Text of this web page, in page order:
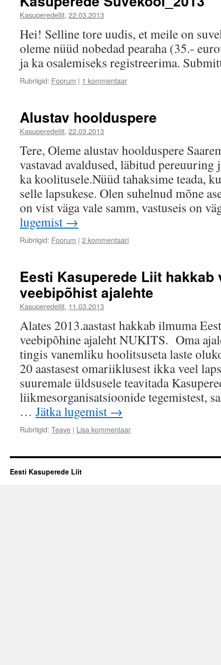
Kasuperedeliit, 22.03.2013
Hei! Selline tore uudis, et meile on
oleme nüüd nobedad pearaha (35.-
ja ka osalemiseks registreerima.
Rubriigid: Foorum | 1 kommentaar
Alustav hoolduspere
Kasuperedeliit, 22.03.2013
Tere, Oleme alustav hoolduspere
vastavad avaldused, läbitud
ka koolitusele.Nüüd tahaksime teada,
selle lapsukese. Olen suhelnud mõne
on vist väga vale samm, vastuseis on
lugemist →
Rubriigid: Foorum | 2 kommentaari
Eesti Kasuperede Liit hakkab
veebipõhist ajalehte
Kasuperedeliit, 11.03.2013
Alates 2013.aastast hakkab ilmuma
veebipõhine ajaleht NUKITS. Oma
tingis vanemliku hoolitsuseta laste
20 aastasest omariiklusest ikka veel
suuremale üldsusele teavitada
liikmesorganisatsioonide tegemistest,
… Jätka lugemist →
Rubriigid: Teave | Lisa kommentaar
Eesti Kasuperede Liit